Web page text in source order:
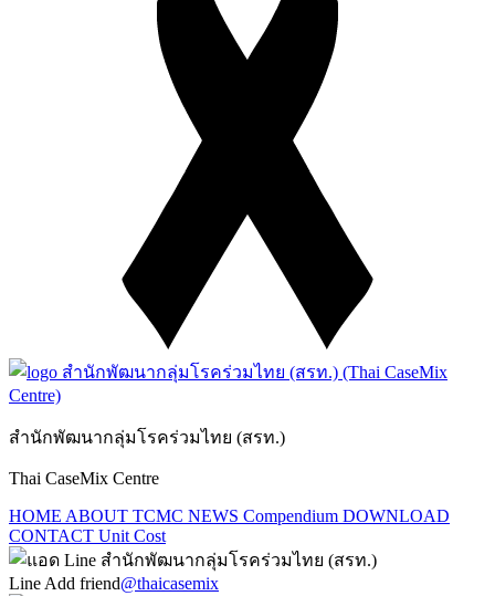
สำนักพัฒนากลุ่มโรคร่วมไทย (สรท.)
Thai CaseMix Centre
HOME ABOUT TCMC NEWS Compendium DOWNLOAD
CONTACT Unit Cost
Line Add friend@thaicasemix